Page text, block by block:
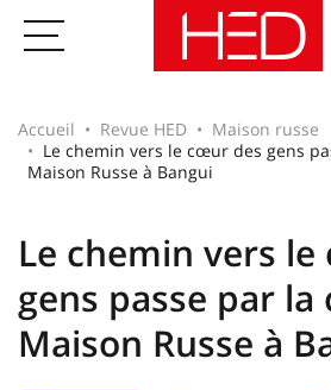
Accueil Revue HED
Maison russe
Le chemin vers le cœur des gens
Maison Russe à Bangui
Le chemin vers
gens passe par
Maison Russe à